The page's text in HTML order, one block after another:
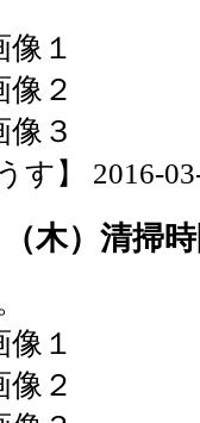
す】 2016-
木）清掃